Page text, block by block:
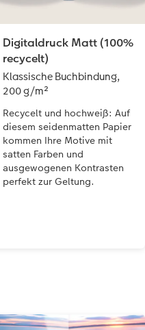
Digitaldruck Matt (100%
recycelt)
Klassische Buchbindung,
200 g/m²
Recycelt und hochweiß: Auf
diesem seidenmatten Papier
kommen Ihre Motive mit
satten Farben und
ausgewogenen Kontrasten
perfekt zur Geltung.